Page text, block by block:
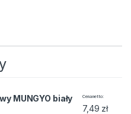
quantity
MUNGYO biały
Cena netto
7,49 zł